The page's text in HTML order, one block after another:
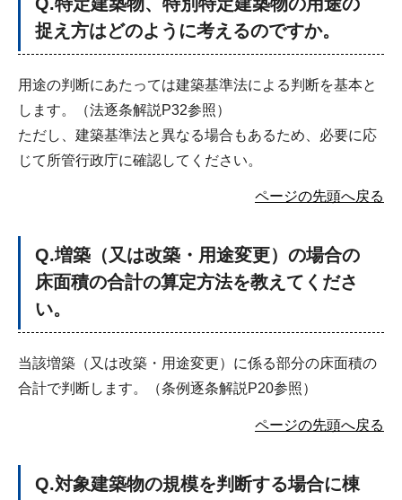
捉え方はどのように考えるのですか。
用途の判断にあたっては建築基準法による判断を基本と
します。（法逐条解説P32参照）
ただし、建築基準法と異なる場合もあるため、必要に応
じて所管行政庁に確認してください。
ページの先頭へ戻る
Q.増築（又は改築・用途変更）の場合の
床面積の合計の算定方法を教えてくださ
い。
当該増築（又は改築・用途変更）に係る部分の床面積の
合計で判断します。（条例逐条解説P20参照）
ページの先頭へ戻る
Q.対象建築物の規模を判断する場合に棟